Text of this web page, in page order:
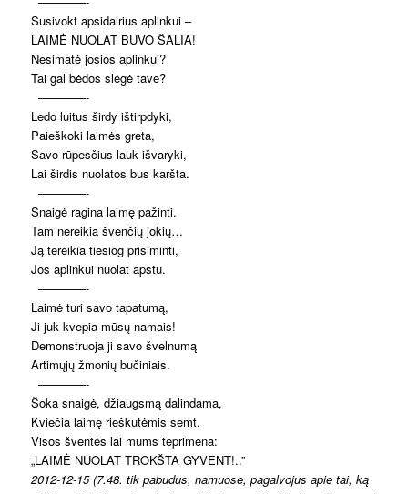
Susivokt apsidairius aplinkui –
LAIMĖ NUOLAT BUVO ŠALIA!
Nesimatė josios aplinkui?
Tai gal bėdos slėgė tave?
————-
Ledo luitus širdy ištirpdyki,
Paieškoki laimės greta,
Savo rūpesčius lauk išvaryki,
Lai širdis nuolatos bus karšta.
————-
Snaigė ragina laimę pažinti.
Tam nereikia švenčių jokių…
Ją tereikia tiesiog prisiminti,
Jos aplinkui nuolat apstu.
————-
Laimė turi savo tapatumą,
Ji juk kvepia mūsų namais!
Demonstruoja ji savo švelnumą
Artimųjų žmonių bučiniais.
————-
Šoka snaigė, džiaugsmą dalindama,
Kviečia laimę rieškutėmis semt.
Visos šventės lai mums teprimena:
„LAIMĖ NUOLAT TROKŠTA GYVENT!..”
2012-12-15 (7.48. tik pabudus, namuose, pagalvojus apie tai, ką